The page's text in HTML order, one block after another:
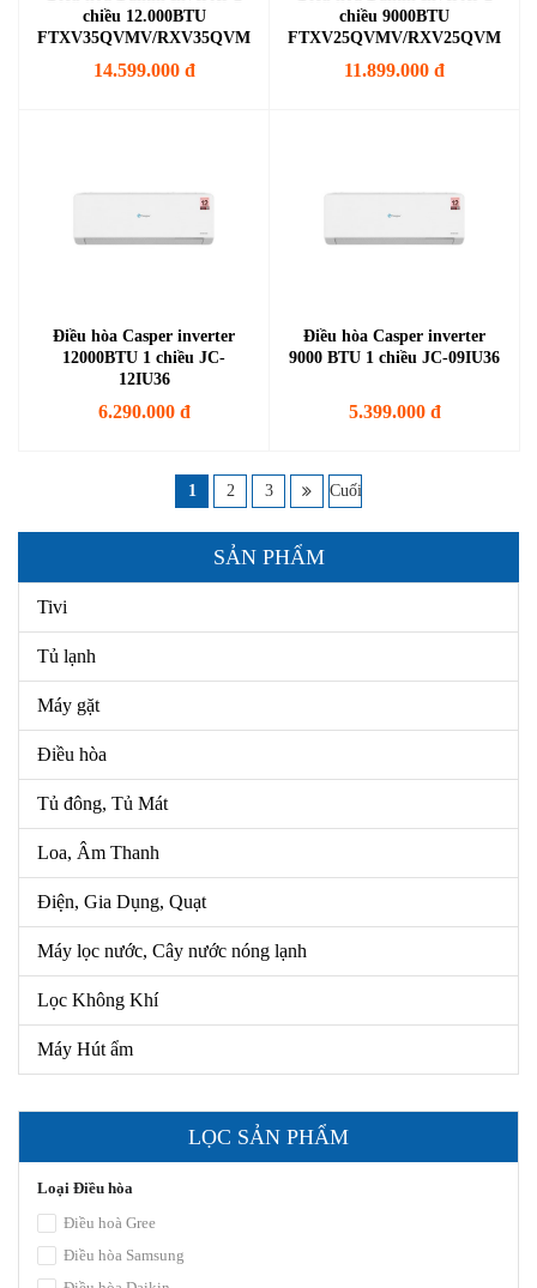
chiều 12.000BTU
FTXV35QVMV/RXV35QVMV
14.599.000 đ
chiều 9000BTU
FTXV25QVMV/RXV25QVMV
11.899.000 đ
Điều hòa Casper inverter
12000BTU 1 chiều JC-
12IU36
6.290.000 đ
Điều hòa Casper inverter
9000 BTU 1 chiều JC-09IU36
5.399.000 đ
1 2 3 Cuối
SẢN PHẨM
Tivi
Tủ lạnh
Máy gặt
Điều hòa
Tủ đông, Tủ Mát
Loa, Âm Thanh
Điện, Gia Dụng, Quạt
Máy lọc nước, Cây nước nóng lạnh
Lọc Không Khí
Máy Hút ẩm
LỌC SẢN PHẨM
Loại Điều hòa
Điều hoà Gree
Điều hòa Samsung